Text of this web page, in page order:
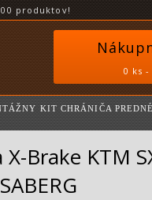
produktov!
0 ks -
KIT CHRÁNIČA
Brake KTM